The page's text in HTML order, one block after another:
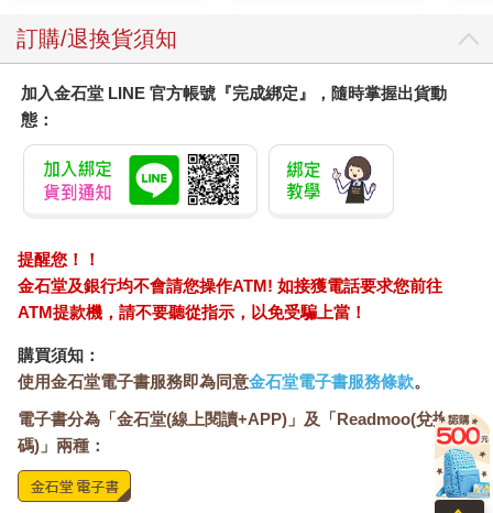
訂購/退換貨須知
加入金石堂 LINE 官方帳號『完成綁定』，隨時掌握出貨動
態：
提醒您！！
金石堂及銀行均不會請您操作ATM! 如接獲電話要求您前往
ATM提款機，請不要聽從指示，以免受騙上當！
購買須知：
使用金石堂電子書服務即為同意金石堂電子書服務條款。
電子書分為「金石堂(線上閱讀+APP)」及「Readmoo(兌換
碼)」兩種：